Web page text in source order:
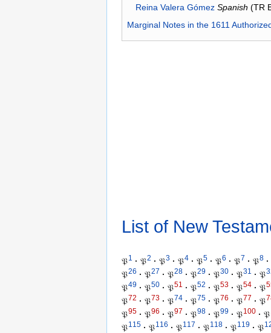
Reina Valera Gómez Spanish (TR
Marginal Notes in the 1611
List of New
𝔓1 · 𝔓2 · 𝔓3 · 𝔓4 · 𝔓5 · 𝔓6 · 𝔓7 · 𝔓8 ·
𝔓26 · 𝔓27 · 𝔓28 · 𝔓29 · 𝔓30 · 𝔓31 · 𝔓
𝔓49 · 𝔓50 · 𝔓51 · 𝔓52 · 𝔓53 · 𝔓54 · 𝔓
𝔓72 · 𝔓73 · 𝔓74 · 𝔓75 · 𝔓76 · 𝔓77 · 𝔓
𝔓95 · 𝔓96 · 𝔓97 · 𝔓98 · 𝔓99 · 𝔓100 · 𝔓
𝔓115 · 𝔓116 · 𝔓117 · 𝔓118 · 𝔓119 · 𝔓